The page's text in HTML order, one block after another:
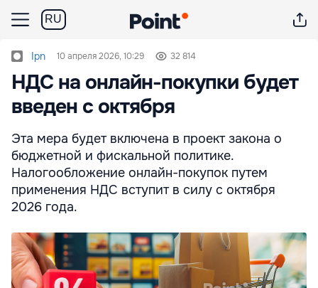
RU
Ipn 10 апреля 2026, 10:29 32 814
НДС на онлайн-покупки будет
введен с октября
Эта мера будет включена в проект закона о
бюджетной и фискальной политике.
Налогообложение онлайн-покупок путем
применения НДС вступит в силу с октября
2026 года.